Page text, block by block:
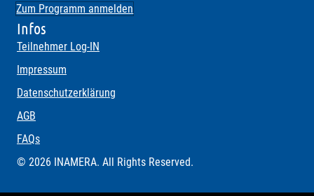
Infos
Teilnehmer Log-IN
Impressum
Datenschutzerklärung
AGB
FAQs
© 2026 INAMERA. All Rights Reserved.
Zum Programm anmelden